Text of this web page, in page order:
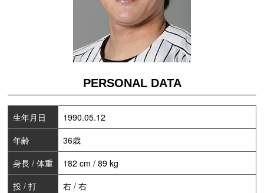
PERSONAL DATA
生年月日
1990.05.12
年齢
36歳
身長 / 体重
182 cm / 89 kg
投 / 打
右 / 右